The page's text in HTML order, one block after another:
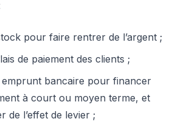
pour faire rentrer de l’argent ;
de paiement des clients ;
bancaire pour financer
à court ou moyen terme, et
de l’effet de levier ;